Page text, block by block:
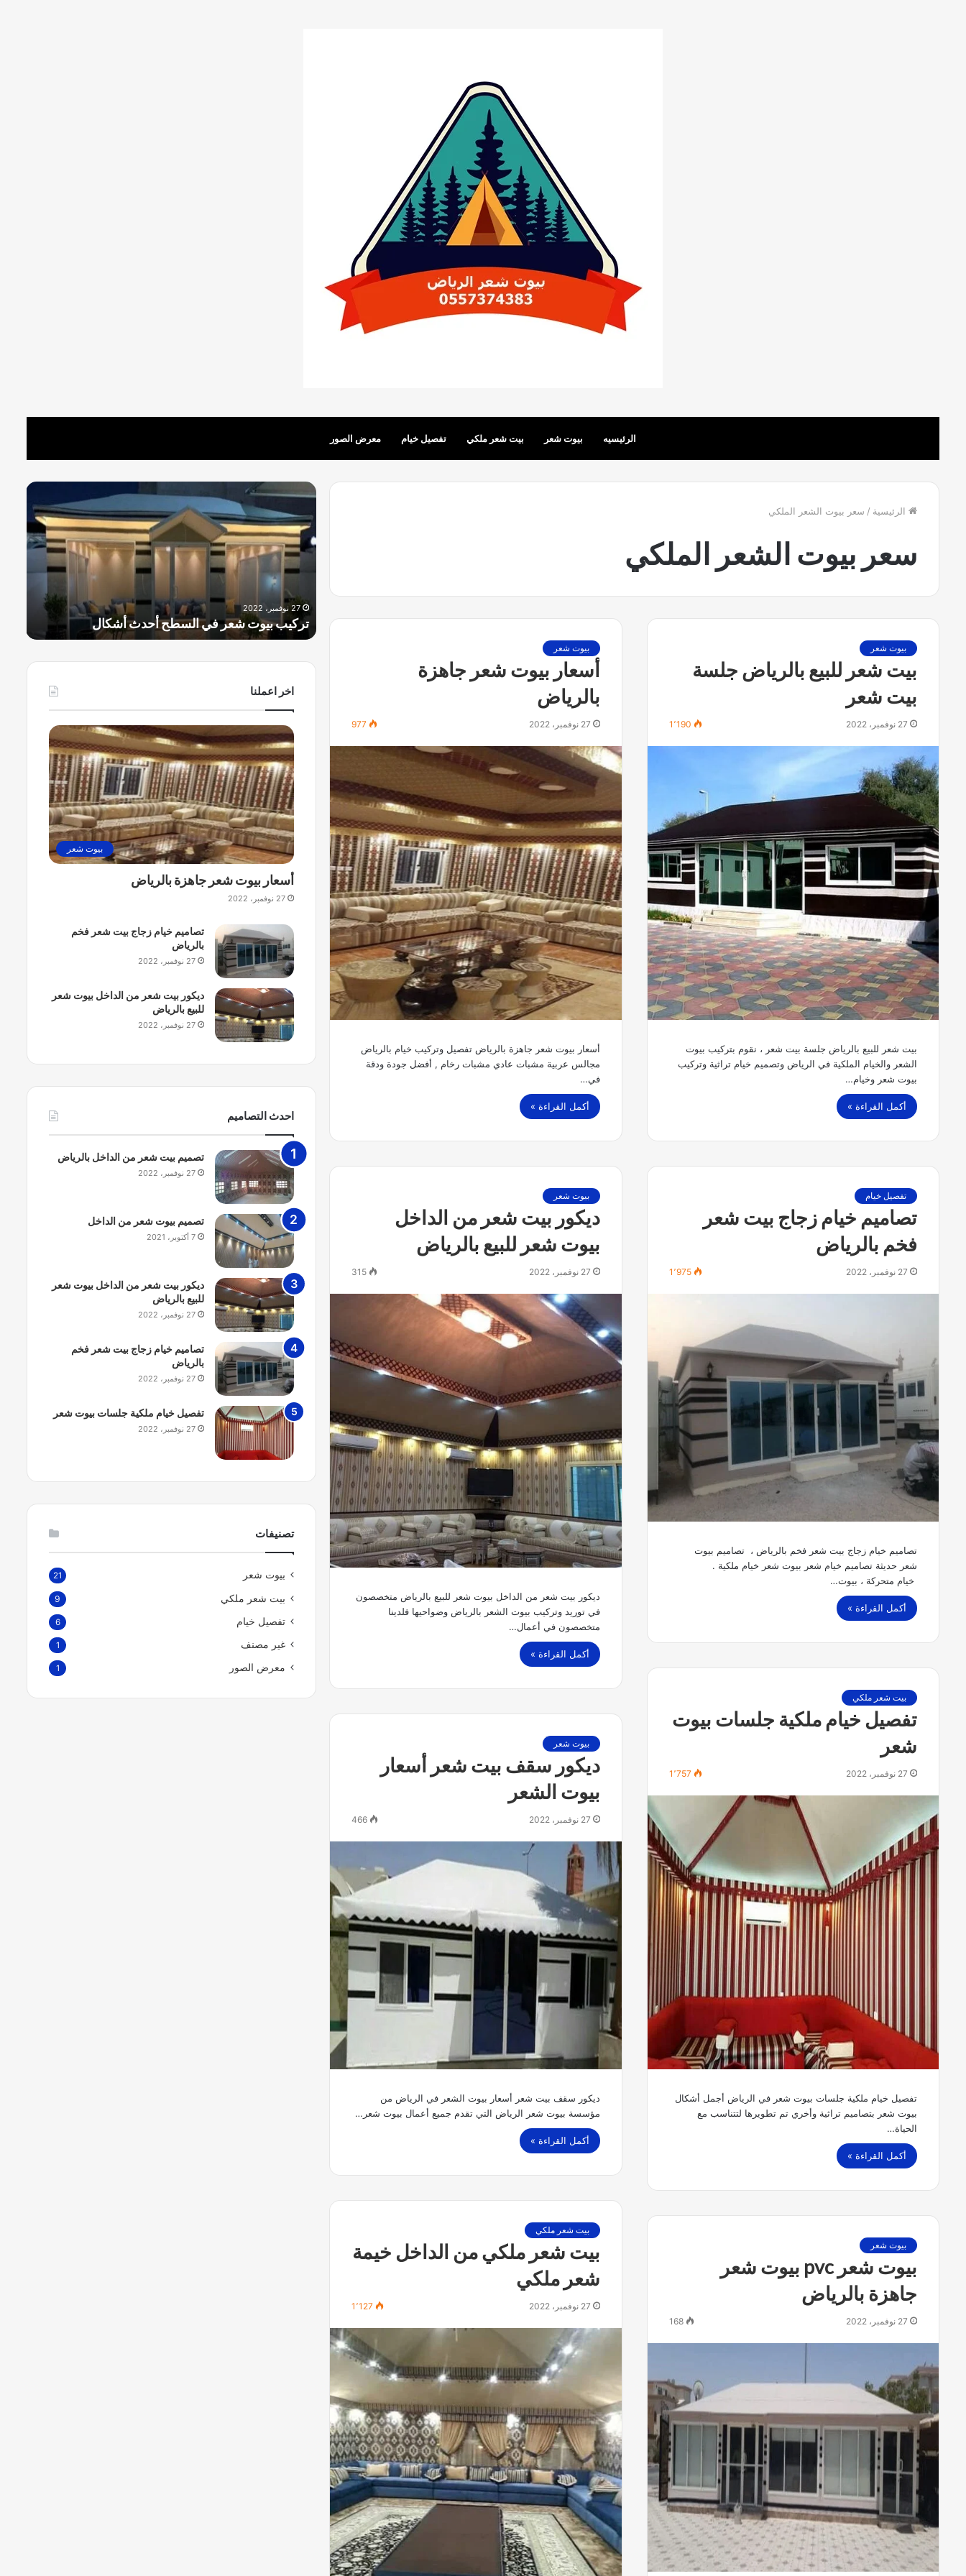
الرئيسيه بيوت شعر بيت شعر ملكي تفصيل خيام معرض الصور
الرئيسية / سعر بيوت الشعر الملكي
سعر بيوت الشعر الملكي
بيوت شعر
بيت شعر للبيع بالرياض جلسة
بيت شعر
27 نوفمبر، 2022 1٬190
بيت شعر للبيع بالرياض جلسة بيت شعر ، نقوم بتركيب بيوت
الشعر والخيام الملكية في الرياض وتصميم خيام تراثية وتركيب
بيوت شعر وخيام…
أكمل القراءة »
بيوت شعر
أسعار بيوت شعر جاهزة
بالرياض
27 نوفمبر، 2022 977
أسعار بيوت شعر جاهزة بالرياض تفصيل وتركيب خيام بالرياض
مجالس عربية مشبات عادي مشبات رخام , أفضل جودة ودقة
في…
أكمل القراءة »
تفصيل خيام
تصاميم خيام زجاج بيت شعر
فخم بالرياض
27 نوفمبر، 2022 1٬975
تصاميم خيام زجاج بيت شعر فخم بالرياض ، تصاميم بيوت
شعر حديثة تصاميم خيام شعر بيوت شعر خيام ملكية .
خيام متحركة ، بيوت…
أكمل القراءة »
بيوت شعر
ديكور بيت شعر من الداخل
بيوت شعر للبيع بالرياض
27 نوفمبر، 2022 315
ديكور بيت شعر من الداخل بيوت شعر للبيع بالرياض متخصصون
في توريد وتركيب بيوت الشعر بالرياض وضواحيها فلدينا
متخصصون في أعمال…
أكمل القراءة »
بيت شعر ملكي
تفصيل خيام ملكية جلسات بيوت
شعر
27 نوفمبر، 2022 1٬757
تفصيل خيام ملكية جلسات بيوت شعر في الرياض أجمل أشكال
بيوت شعر بتصاميم تراثية وأخري تم تطويرها لتتناسب مع
الحياة…
أكمل القراءة »
بيوت شعر
ديكور سقف بيت شعر أسعار
بيوت الشعر
27 نوفمبر، 2022 466
ديكور سقف بيت شعر أسعار بيوت الشعر في الرياض من
مؤسسة بيوت شعر الرياض التي تقدم جميع أعمال بيوت شعر…
أكمل القراءة »
بيت شعر ملكي
بيت شعر ملكي من الداخل خيمة
شعر ملكي
27 نوفمبر، 2022 1٬127
بيوت شعر
بيوت شعر pvc بيوت شعر
جاهزة بالرياض
27 نوفمبر، 2022 168
م
ا
ت
ب
ي
و
ت
ش
ع
ر
تفصيل خيام ملكية جلسات بيوت شعر
ل
ب
و
ش
ب
ع
ر
ا
ل
ل
ك
ي
تفصيل بيوت شعر اسعار بيت الشعر الملكي
و
س
ط
ح
د
ث
أ
ش
ك
ا
ل
تركيب بيوت شعر في السطح أحدث أشكال
ص
ا
م
ي
م
ا
م
ز
ت
ش
ع
ر
ف
خ
م
ب
ا
ل
27 نوفمبر، 2022
تصاميم
اخر اعملنا
بيوت شعر
أسعار بيوت شعر جاهزة بالرياض
27 نوفمبر، 2022
تصاميم خيام زجاج بيت شعر فخم
بالرياض
27 نوفمبر، 2022
ديكور بيت شعر من الداخل بيوت شعر
للبيع بالرياض
27 نوفمبر، 2022
احدث التصاميم
تصميم بيت شعر من الداخل بالرياض
27 نوفمبر، 2022
تصميم بيوت شعر من الداخل
7 أكتوبر، 2021
ديكور بيت شعر من الداخل بيوت شعر
للبيع بالرياض
27 نوفمبر، 2022
تصاميم خيام زجاج بيت شعر فخم
بالرياض
27 نوفمبر، 2022
تفصيل خيام ملكية جلسات بيوت شعر
27 نوفمبر، 2022
تصنيفات
بيوت شعر 21
بيت شعر ملكي 9
تفصيل خيام 6
غير مصنف 1
معرض الصور 1